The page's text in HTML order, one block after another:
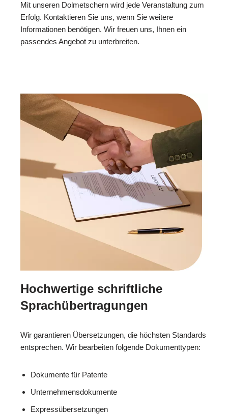
Mit unseren Dolmetschern wird jede Veranstaltung zum
Erfolg. Kontaktieren Sie uns, wenn Sie weitere
Informationen benötigen. Wir freuen uns, Ihnen ein
passendes Angebot zu unterbreiten.
Hochwertige schriftliche
Sprachübertragungen
Wir garantieren Übersetzungen, die höchsten Standards
entsprechen. Wir bearbeiten folgende Dokumenttypen:
Dokumente für Patente
Unternehmensdokumente
Expressübersetzungen